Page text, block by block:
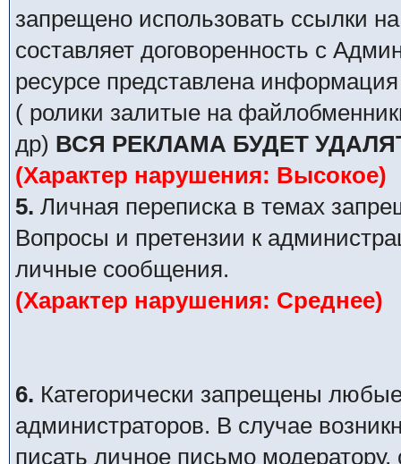
запрещено использовать ссылки
составляет договоренность с
ресурсе представлена
( ролики залитые на
др) ВСЯ РЕКЛАМА БУДЕТ
(Характер нарушения: Высокое)
5. Личная переписка в темах
Вопросы и претензии к
личные сообщения.
(Характер нарушения: Среднее)
6. Категорически запрещены
администраторов. В случае
писать личное письмо